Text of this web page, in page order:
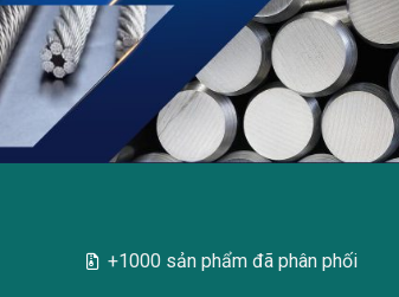
+1000 sản phẩm đã phân phối